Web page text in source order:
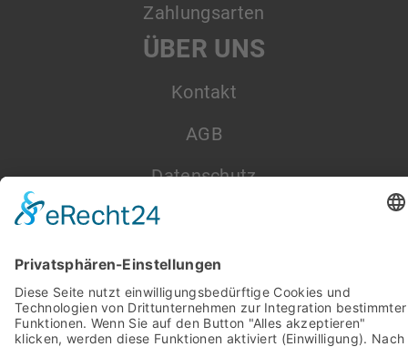
Zahlungsarten
ÜBER UNS
Kontakt
AGB
Datenschutz
Impressum